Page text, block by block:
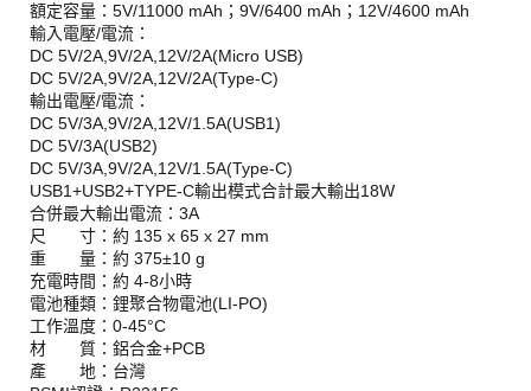
額定容量：5V/11000 mAh；9V/6400 mAh；12V/4600 mAh
輸入電壓/電流：
DC 5V/2A,9V/2A,12V/2A(Micro USB)
DC 5V/2A,9V/2A,12V/2A(Type-C)
輸出電壓/電流：
DC 5V/3A,9V/2A,12V/1.5A(USB1)
DC 5V/3A(USB2)
DC 5V/3A,9V/2A,12V/1.5A(Type-C)
USB1+USB2+TYPE-C輸出模式合計最大輸出18W
合併最大輸出電流：3A
尺 寸：約 135 x 65 x 27 mm
重 量：約 375±10 g
充電時間：約 4-8小時
電池種類：鋰聚合物電池(LI-PO)
工作溫度：0-45°C
材 質：鋁合金+PCB
產 地：台灣